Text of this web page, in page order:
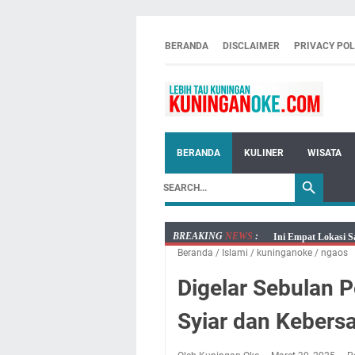
BERANDA DISCLAIMER PRIVACY
BERANDA KULINER WISATA
BREAKING NEWS :
Ini Empat Lokasi
Jumat 7 Agustus
Embun Pagi
Tetap Berjalan
Salat Lima Waktu
Beranda / Islami / kuninganoke / ngaos
Digelar Sebulan
Syiar dan